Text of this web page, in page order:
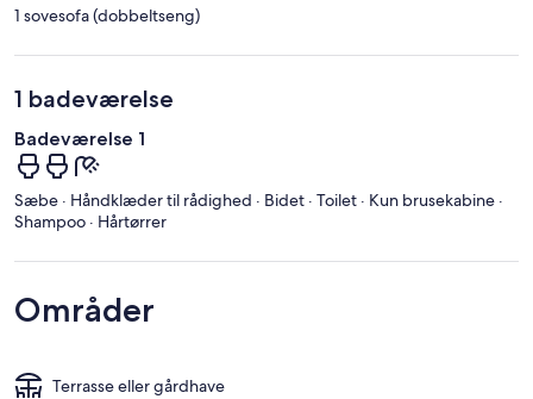
1 sovesofa (dobbeltseng)
1 badeværelse
Badeværelse 1
Sæbe · Håndklæder til rådighed · Bidet · Toilet · Kun brusekabine ·
Shampoo · Hårtørrer
Områder
Terrasse eller gårdhave